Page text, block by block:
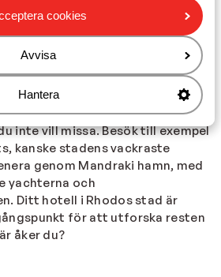
cookies
Avvisa
Hantera
den bilfria gamla stan och
Den antika gamla staden är
se, med sina elva portar och
Den nya staden erbjuder den
flesta barerna och
de populära stränderna. De flesta
ligger också här. Det finns också
inte vill missa. Besök till exempel
kanske stadens vackraste
genom Mandraki hamn, med
yachterna och
Ditt hotell i Rhodos stad är
för att utforska resten
åker du?